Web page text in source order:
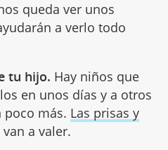
queda ver unos
a verlo todo
tu hijo. Hay niños que
en unos días y a otros
poco más. Las prisas y
a valer.